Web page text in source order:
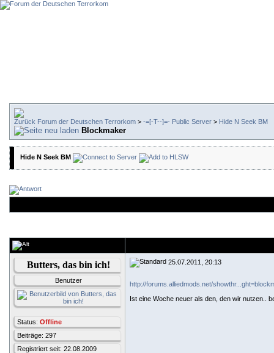
Forum der Deutschen Terrorkom > -=[-T--]=- Public Server > Hide N Seek BM
Blockmaker
Hide N Seek BM
Butters, das bin ich!
Benutzer
Status: Offline
Beiträge: 297
Registriert seit: 22.08.2009
25.07.2011, 20:13
http://forums.alliedmods.net/
Ist eine Woche neuer als den, den wir nutzen..